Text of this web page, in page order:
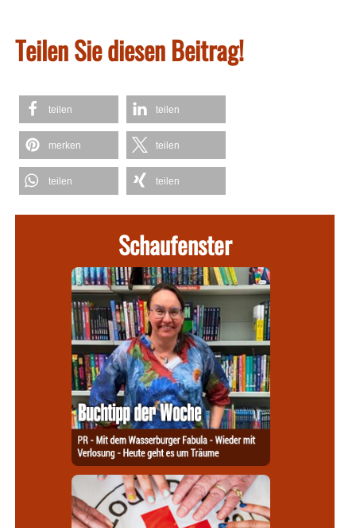
Teilen Sie diesen Beitrag!
teilen teilen
merken teilen
teilen teilen
Schaufenster